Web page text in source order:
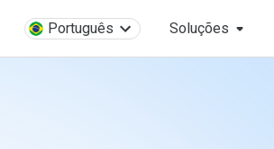
Português Soluções